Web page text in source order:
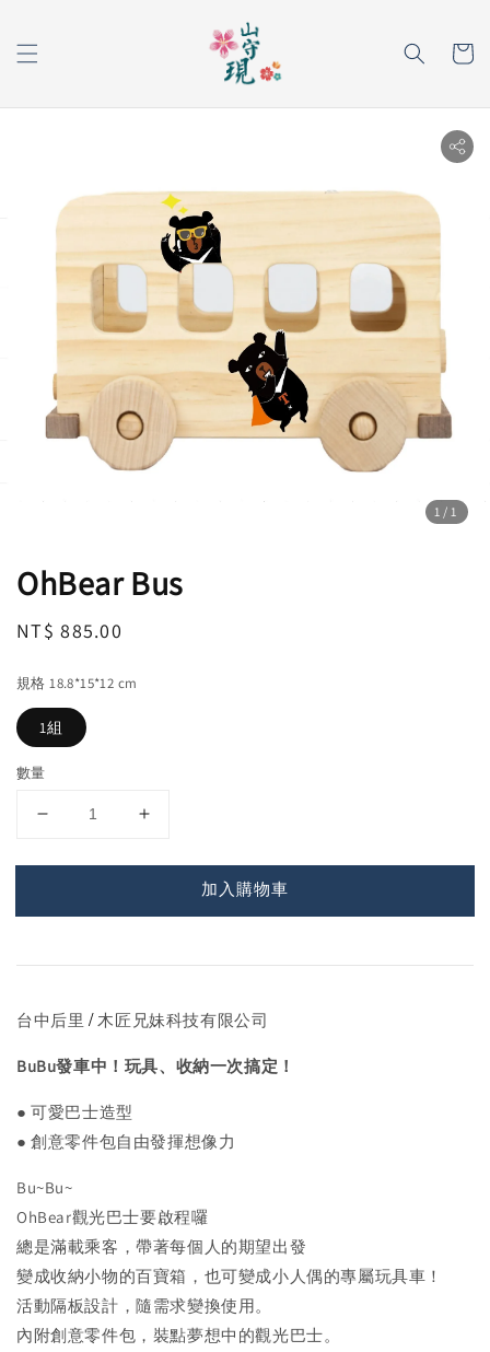
1 /1
OhBear Bus
Regular
NT$ 885.00
規格 18.8*15*12 cm
1組
數量
加入購物車
台中后里 / 木匠兄妹科技有限公司
BuBu發車中！玩具、收納一次搞定！
● 可愛巴士造型
● 創意零件包自由發揮想像力
Bu~Bu~
OhBear觀光巴士要啟程囉
總是滿載乘客，帶著每個人的期望出發
變成收納小物的百寶箱，也可變成小人偶的專屬玩具車！
活動隔板設計，隨需求變換使用。
內附創意零件包，裝點夢想中的觀光巴士。